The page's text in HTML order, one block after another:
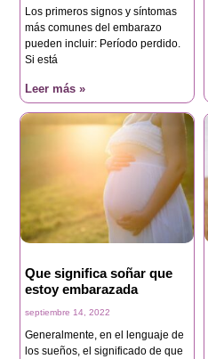
Los primeros signos y síntomas
más comunes del embarazo
pueden incluir: Período perdido.
Si está
Leer más »
Que significa soñar que
estoy embarazada
septiembre 14, 2022
Generalmente, en el lenguaje de
los sueños, el significado de que